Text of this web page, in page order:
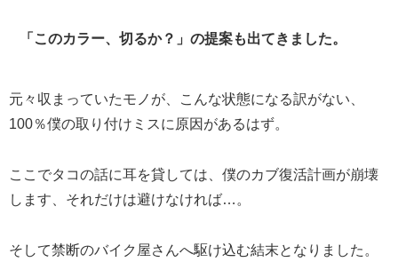
「このカラー、切るか？」の提案も出てきました。
元々収まっていたモノが、こんな状態になる訳がない、
100％僕の取り付けミスに原因があるはず。
ここでタコの話に耳を貸しては、僕のカブ復活計画が崩壊
します、それだけは避けなければ…。
そして禁断のバイク屋さんへ駆け込む結末となりました。